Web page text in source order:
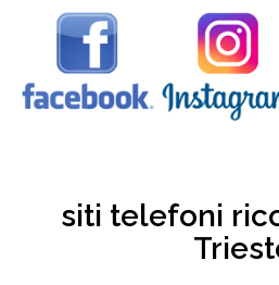
siti telefoni